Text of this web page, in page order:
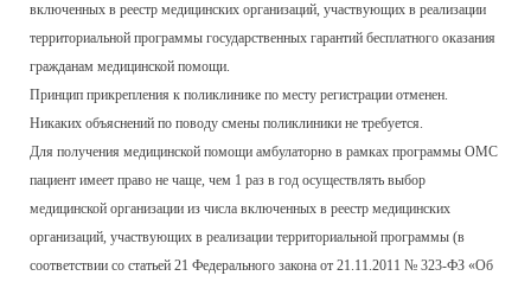
включенных в реестр медицинских организаций, участвующих в реализации
территориальной программы государственных гарантий бесплатного оказания
гражданам медицинской помощи.
Принцип прикрепления к поликлинике по месту регистрации отменен.
Никаких объяснений по поводу смены поликлиники не требуется.
Для получения медицинской помощи амбулаторно в рамках программы ОМС
пациент имеет право не чаще, чем 1 раз в год осуществлять выбор
медицинской организации из числа включенных в реестр медицинских
организаций, участвующих в реализации территориальной программы (в
соответствии со статьей 21 Федерального закона от 21.11.2011 № 323-ФЗ «Об